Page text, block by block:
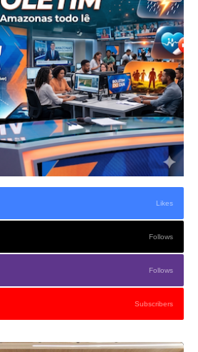
Likes
Follows
Follows
Subscribers